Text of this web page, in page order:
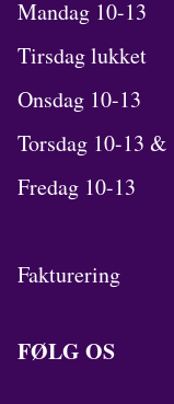
Mandag 10-13
Tirsdag lukket
Onsdag 10-13
Torsdag 10-13 &
Fredag 10-13
Fakturering
FØLG OS